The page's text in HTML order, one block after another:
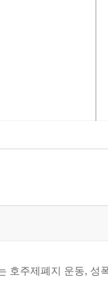
호주제폐지 운동,